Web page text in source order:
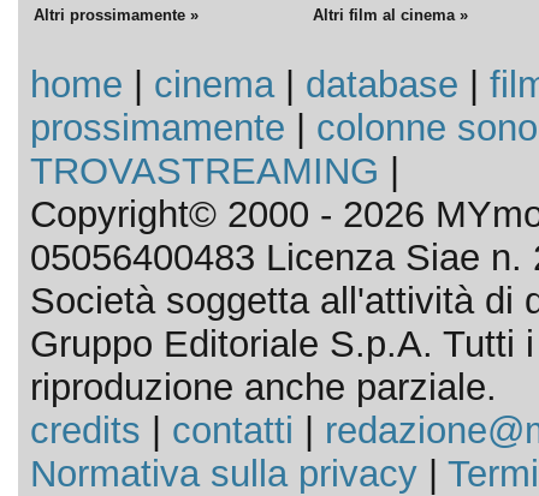
Altri prossimamente » Altri film al cinema »
home cinema| database
prossimamente
colonne
TROVASTREAMING
Copyright© 2000 - 2026
05056400483 Licenza Siae n.
Società soggetta all'attività di
Gruppo Editoriale S.p.A. Tutti
riproduzione anche parziale.
credits
contatti
Normativa sulla privacy|